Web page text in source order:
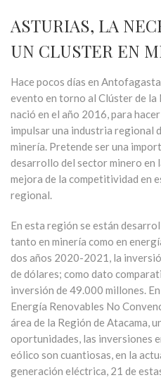
ASTURIAS, LA
UN CLUSTER EN
Hace pocos días en
evento en torno al Clúster de
nació en el año 2016, para
impulsar una industria regional
minería. Pretende ser una
desarrollo del sector minero en
mejora de la competitividad en
regional.
En esta región se están
tanto en minería como en
dos años 2020-2021, la
de dólares; como dato
inversión de 49.000 millones.
Energía Renovables No
área de la Región de Atacama,
oportunidades, las inversiones
eólico son cuantiosas, en la
generación eléctrica, 21 de